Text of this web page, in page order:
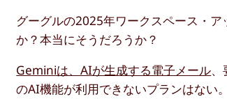
グーグルの2025年ワークスペース・
か？本当にそうだろうか？
Geminiは、AIが生成する電子メール、
のAI機能が利用できないプランはない